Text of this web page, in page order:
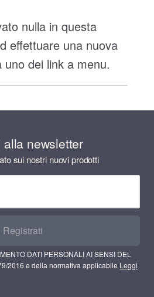
nulla in questa
effettuare una nuova
uno dei link a menu.
alla newsletter
sui nostri nuovi prodotti
Registrati
DATI PERSONALI AI SENSI DEL
2016 e della normativa applicabile Leggi